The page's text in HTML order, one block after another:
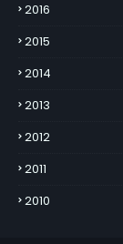
2016
2015
2014
2013
2012
2011
2010